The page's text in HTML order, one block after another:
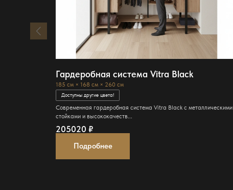
Гардеробная система Vitra Black
185 см × 168 см × 260 см
Доступны другие цвета!
Современная гардеробная система Vitra Black с металлическими
стойками и высококачеств...
205020₽
Подробнее